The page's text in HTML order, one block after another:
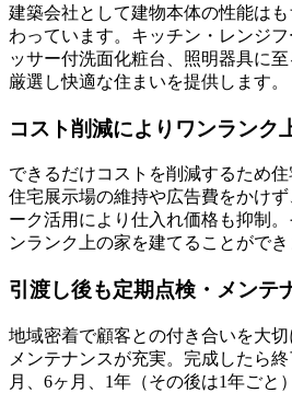
建築会社として建物本体の性能は
わっています。キッチン・レンジ
ッサー付洗面化粧台、照明器具に
厳選し快適な住まいを提供します。
コスト削減によりワンランク
できるだけコストを削減するため
住宅展示場の維持や広告費をかけ
ーク活用により 仕入れ価格も抑制。
ンランク上の家を建てることができ
引渡し後も定期点検・メンテ
地域密着で顧客との付き合いを大
メンテナンスが充実。 完成したら
月、6ヶ月、1年（その後は1年ごと